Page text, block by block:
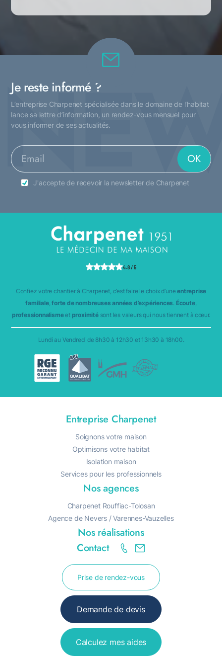
Je reste informé ?
L’entreprise Charpenet spécialisée dans le domaine de l’habitat
lance sa lettre d’information, un rendez-vous mensuel pour
vous informer de ses actualités.
J'accepte de recevoir la newsletter de Charpenet
4.8 / 5
Confiez votre chantier à Charpenet, c’est faire le choix d’uneentreprise
familiale,forte de nombreuses années d’expériences. Écoute,
professionnalismeet proximitésont les valeurs qui nous tiennent à cœur.
Lundi au Vendredi de 8h30 à 12h30 et 13h30 à 18h00.
Entreprise Charpenet
Soignons votre maison
Optimisons votre habitat
Isolation maison
Services pour les professionnels
Nos agences
Charpenet Rouffiac-Tolosan
Agence de Nevers / Varennes-Vauzelles
Nos réalisations
Contact
R A
Prise de rendez-vous
Demande de devis
Calculez mes aides